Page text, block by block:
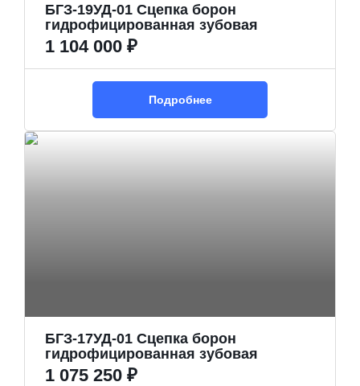
БГЗ-19УД-01 Сцепка борон
гидрофицированная зубовая
1 104 000 ₽
Подробнее
БГЗ-17УД-01 Сцепка борон
гидрофицированная зубовая
1 075 250 ₽